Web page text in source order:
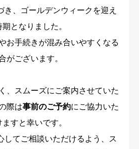
き、ゴールデンウィークを迎え
期となりました。
お手続きが混み合いやすくなる
がございます。
、スムーズにご案内させていた
際は事前のご予約にご協力いた
ますと幸いです。
してご相談いただけるよう、ス